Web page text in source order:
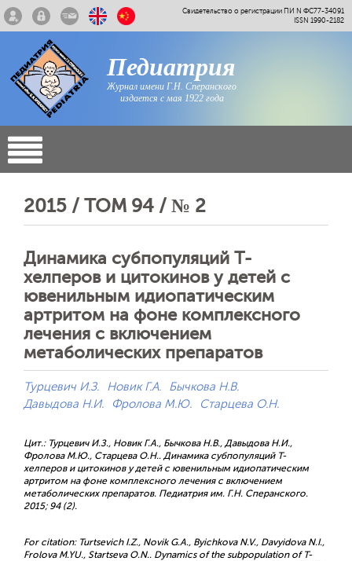
Свидетельство о регистрации ПИ N ФС77-34091
ISSN 1990-2182
Педиатрия
Журнал имени Г.Н. Сперанского
издается с мая 1922 года
2015 / ТОМ 94 / № 2
Динамика субпопуляций Т-
хелперов и цитокинов у детей с
ювенильным идиопатическим
артритом на фоне комплексного
лечения с включением
метаболических препаратов
Турцевич И.З. Новик Г.А.
Бычкова Н.В.
Давыдова Н.И.
Фролова М.Ю. Старцева О.Н.
Цит.: Турцевич И.З., Новик Г.А., Бычкова Н.В., Давыдова Н.И.,
Фролова М.Ю., Старцева О.Н.. Динамика субпопуляций Т-
хелперов и цитокинов у детей с ювенильным идиопатическим
артритом на фоне комплексного лечения с включением
метаболических препаратов. Педиатрия им. Г.Н. Сперанского.
2015; 94 (2).
For citation: Turtsevich I.Z., Novik G.A., Byichkova N.V., Davyidova N.I.,
Frolova M.YU., Startseva O.N.. Dynamics of the subpopulation of T-